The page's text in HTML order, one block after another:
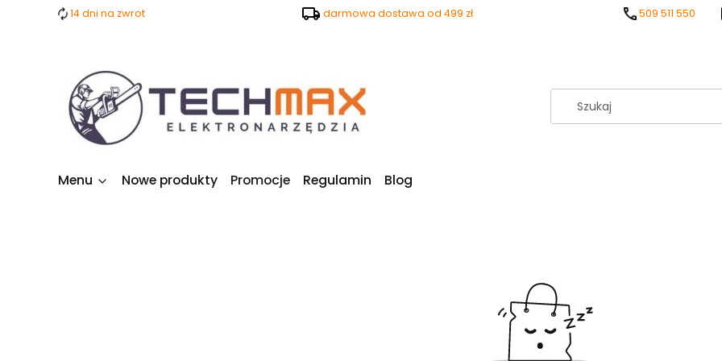
14 dni na zwrot darmowa dostawa od 499 zł 509 511 550
Menu Nowe produkty Promocje Regulamin Blog